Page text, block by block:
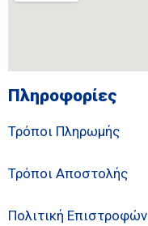
Πληροφορίες
Τρόποι Πληρωμής
Τρόποι Αποστολής
Πολιτική Επιστροφών